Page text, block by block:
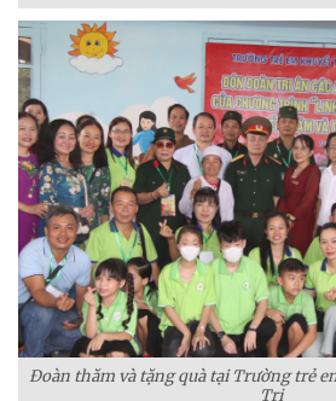
Đoàn thăm và tặng quà tại Trường trẻ
Trị